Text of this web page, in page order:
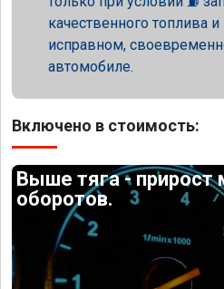
качественного топлива
исправном,
автомобиле.
Включено в стоимость:
Выше тяга - прирост
оборотов.